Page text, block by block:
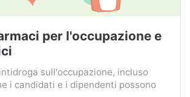
per l'occupazione e
sull'occupazione, incluso
i candidati e i dipendenti possono